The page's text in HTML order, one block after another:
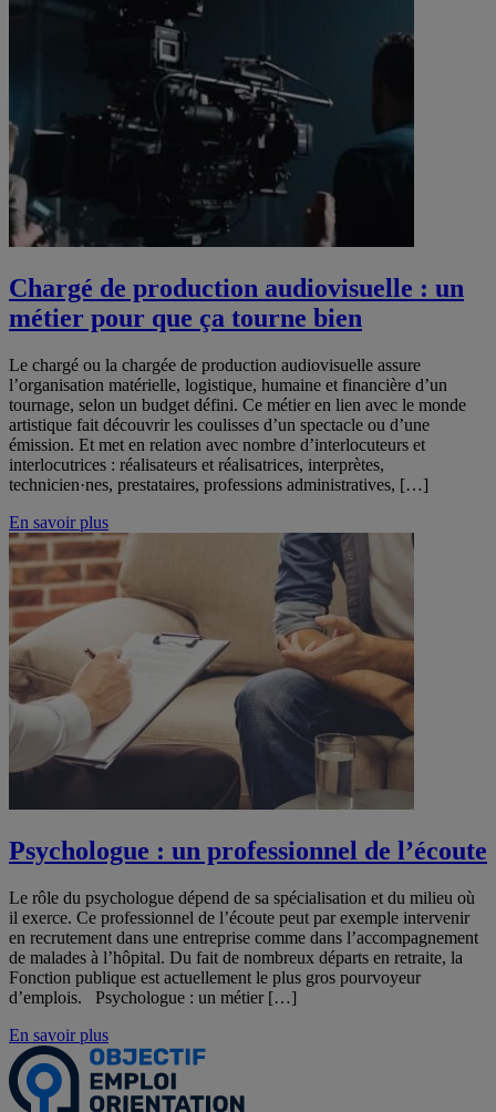
Chargé de production audiovisuelle : un
métier pour que ça tourne bien
Le chargé ou la chargée de production audiovisuelle assure
l’organisation matérielle, logistique, humaine et financière d’un
tournage, selon un budget défini. Ce métier en lien avec le monde
artistique fait découvrir les coulisses d’un spectacle ou d’une
émission. Et met en relation avec nombre d’interlocuteurs et
interlocutrices : réalisateurs et réalisatrices, interprètes,
technicien·nes, prestataires, professions administratives, […]
En savoir plus
Psychologue : un professionnel de l’écoute
Le rôle du psychologue dépend de sa spécialisation et du milieu où
il exerce. Ce professionnel de l’écoute peut par exemple intervenir
en recrutement dans une entreprise comme dans l’accompagnement
de malades à l’hôpital. Du fait de nombreux départs en retraite, la
Fonction publique est actuellement le plus gros pourvoyeur
d’emplois. Psychologue : un métier […]
En savoir plus